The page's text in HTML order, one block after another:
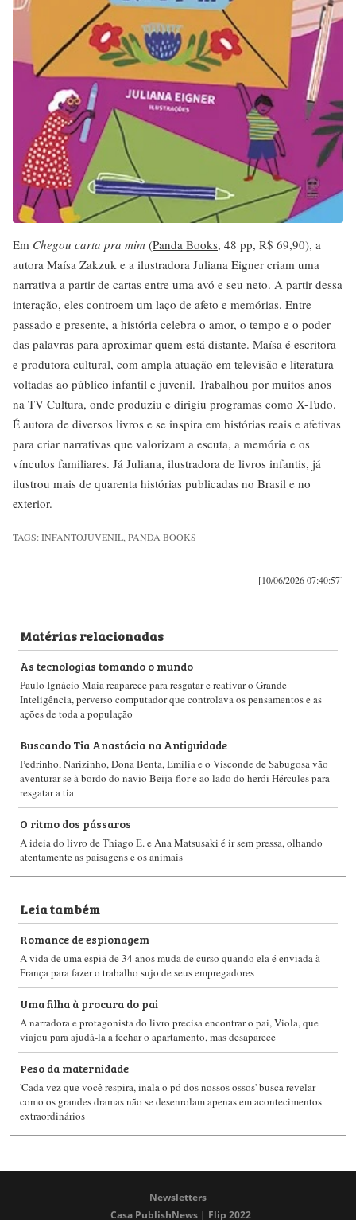
Em Chegou carta pra mim (Panda Books, 48 pp, R$ 69,90), a
autora Maísa Zakzuk e a ilustradora Juliana Eigner criam uma
narrativa a partir de cartas entre uma avó e seu neto. A partir dessa
interação, eles controem um laço de afeto e memórias. Entre
passado e presente, a história celebra o amor, o tempo e o poder
das palavras para aproximar quem está distante. Maísa é escritora
e produtora cultural, com ampla atuação em televisão e literatura
voltadas ao público infantil e juvenil. Trabalhou por muitos anos
na TV Cultura, onde produziu e dirigiu programas como X-Tudo.
É autora de diversos livros e se inspira em histórias reais e afetivas
para criar narrativas que valorizam a escuta, a memória e os
vínculos familiares. Já Juliana, ilustradora de livros infantis, já
ilustrou mais de quarenta histórias publicadas no Brasil e no
exterior.
TAGS:INFANTOJUVENIL,PANDA BOOKS
[10/06/2026 07:40:57]
Matérias relacionadas
As tecnologias tomando o mundo
Paulo Ignácio Maia reaparece para resgatar e reativar o Grande
Inteligência, perverso computador que controlava os pensamentos e as
ações de toda a população
Buscando Tia Anastácia na Antiguidade
Pedrinho, Narizinho, Dona Benta, Emília e o Visconde de Sabugosa vão
aventurar-se à bordo do navio Beija-flor e ao lado do herói Hércules para
resgatar a tia
O ritmo dos pássaros
A ideia do livro de Thiago E. e Ana Matsusaki é ir sem pressa, olhando
atentamente as paisagens e os animais
Leia também
Romance de espionagem
A vida de uma espiã de 34 anos muda de curso quando ela é enviada à
França para fazer o trabalho sujo de seus empregadores
Uma filha à procura do pai
A narradora e protagonista do livro precisa encontrar o pai, Viola, que
viajou para ajudá-la a fechar o apartamento, mas desaparece
Peso da maternidade
'Cada vez que você respira, inala o pó dos nossos ossos' busca revelar
como os grandes dramas não se desenrolam apenas em acontecimentos
extraordinários
Newsletters
Casa PublishNews | Flip 2022